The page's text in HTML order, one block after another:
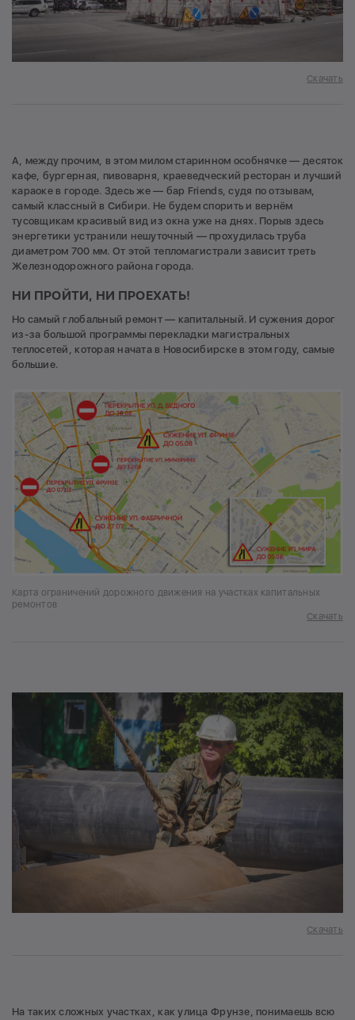
Скачать
А, между прочим, в этом милом старинном особнячке — десяток
кафе, бургерная, пивоварня, краеведческий ресторан и лучший
караоке в городе. Здесь же — бар Friends, судя по отзывам,
самый классный в Сибири. Не будем спорить и вернём
тусовщикам красивый вид из окна уже на днях. Порыв здесь
энергетики устранили нешуточный — прохудилась труба
диаметром 700 мм. От этой тепломагистрали зависит треть
Железнодорожного района города.
НИ ПРОЙТИ, НИ ПРОЕХАТЬ!
Но самый глобальный ремонт — капитальный. И сужения дорог
из-за большой программы перекладки магистральных
теплосетей, которая начата в Новосибирске в этом году, самые
большие.
Карта ограничений дорожного движения на участках капитальных
ремонтов
Скачать
Скачать
На таких сложных участках, как улица Фрунзе, понимаешь всю